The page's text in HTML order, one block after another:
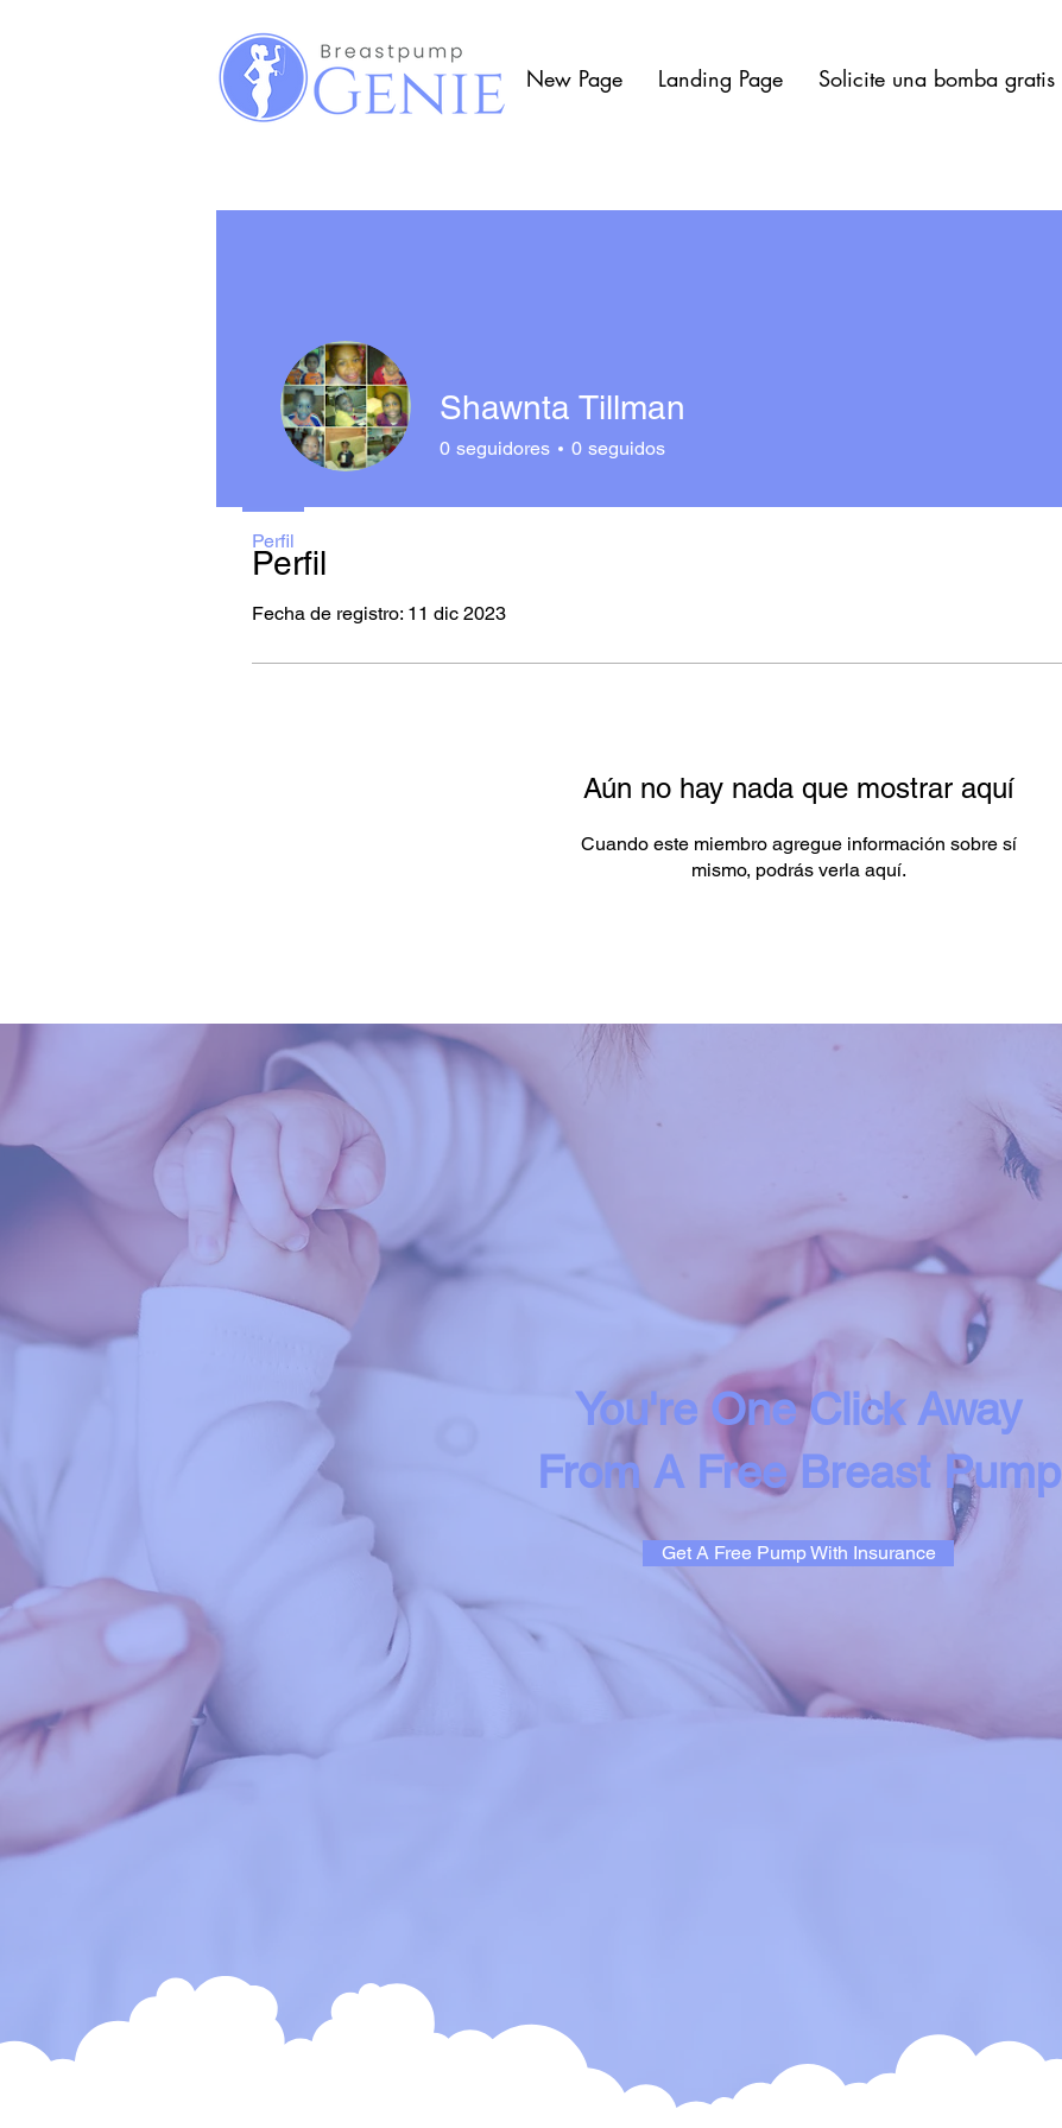
New Page Landing Page Solicite una bomba gratis
Perfil
Fecha de registro: 11 dic 2023
Aún no hay nada que mostrar aquí
Cuando este miembro agregue información sobre sí
mismo, podrás verla aquí.
Shawnta Tillman
0 seguidores 0 seguidos
Perfil
You're One Click Away
From A Free Breast Pump
Get A Free Pump With Insurance